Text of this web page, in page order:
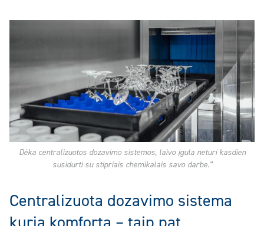
Dėka centralizuotos dozavimo sistemos, laivo įgula neturi kasdien
susidurti su stipriais chemikalais savo darbe.”
Centralizuota dozavimo sistema